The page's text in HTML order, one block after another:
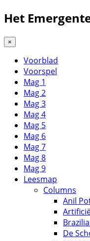
Het
×
Voorblad
Voorspel
Mag 1
Mag 2
Mag 3
Mag 4
Mag 5
Mag 6
Mag 7
Mag 8
Mag 9
Leesmap
Columns
Anil
De